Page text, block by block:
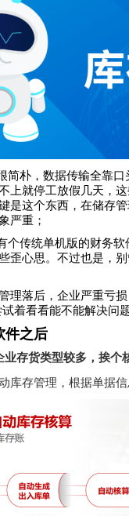
简朴，数据传输全靠
上就停工放假几天，
是这个东西，在储存
严重；
个传统单机版的财务
歪心思。不过也是，
理落后，企业严重亏
着看看能不能解决问题
件之后
业存货类型较多，挨个
库存管理，根据单据信